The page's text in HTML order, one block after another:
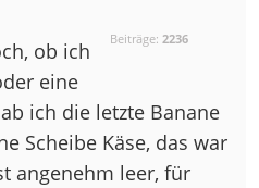
Beiträge: 2236
ob ich
eine
ich die letzte Banane
Scheibe Käse, das war
angenehm leer, für